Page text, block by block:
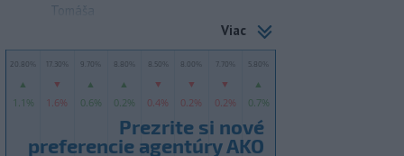
Tomáša
Viac